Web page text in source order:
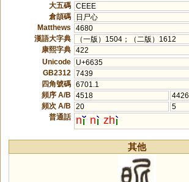
大五碼 CEEE
倉頡碼
日尸心
Matthews
4680
漢語大字典
（一版）1504；（二版）1612
康熙字典 422
Unicode
U+6635
GB2312
7439
四角號碼 6701.1
頻序 A/B
4518
4426
頻次 A/B
20
5
普通話
n n zh
其他